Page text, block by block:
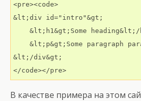
<pre><code>
&lt;div id="intro"&gt;
&lt;h1&gt;Some heading&lt;/
&lt;p&gt;Some paragraph
&lt;/div&gt;
</code></pre>
В качестве примера на этом